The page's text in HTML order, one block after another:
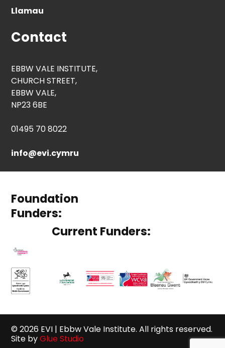
Llamau
Contact
EBBW VALE INSTITUTE,
CHURCH STREET,
EBBW VALE,
NP23 6BE
01495 70 8022
info@evi.cymru
Foundation
Funders:
Current Funders:
© 2026 EVI | Ebbw Vale Institute. All rights reserved.
Site byGlue Studio